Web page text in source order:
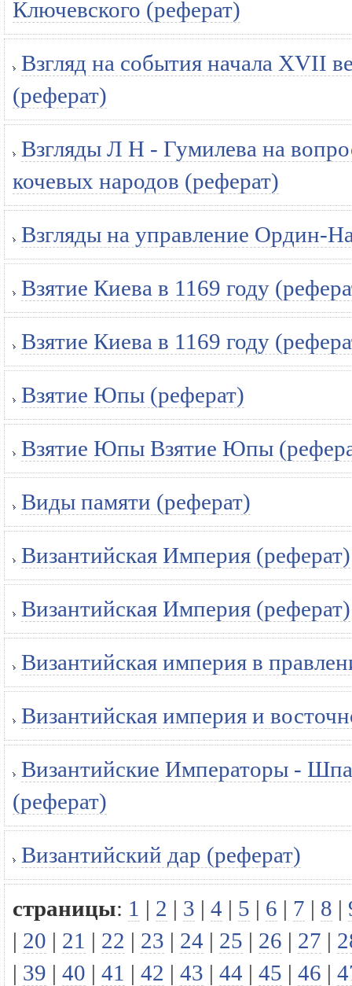
Ключевского (реферат)
Взгляд на события начала XVII
(реферат)
Взгляды Л Н - Гумилева на
кочевых народов (реферат)
Взгляды на управление Ордин-
Взятие Киева в 1169 году
Взятие Киева в 1169 году
Взятие Юпы (реферат)
Взятие Юпы Взятие Юпы
Виды памяти (реферат)
Византийская Империя (реферат)
Византийская Империя (реферат)
Византийская империя в
Византийская империя и
Византийские Императоры -
(реферат)
Византийский дар (реферат)
страницы: 1 | 2 | 3 | 4 | 5 | 6 | 7 | 8 |
| 20 | 21 | 22 | 23 | 24 | 25 | 26 | 27 |
| 39 | 40 | 41 | 42 | 43 | 44 | 45 | 46 |